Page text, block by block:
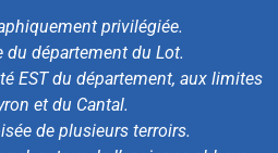
privilégiée.
du département du Lot.
EST du département, aux limites
et du Cantal.
de plusieurs terroirs.